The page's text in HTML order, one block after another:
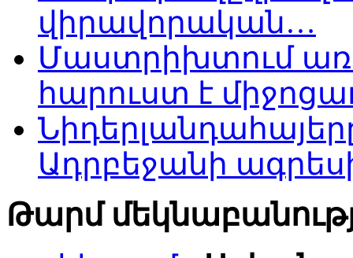
վիրավորական…
Մաստրիխտում
հարուստ է
Ադրբեջանի
Թարմ